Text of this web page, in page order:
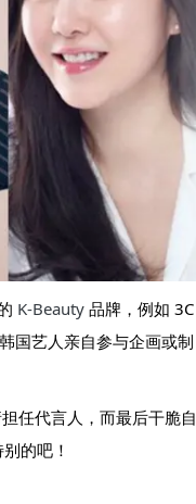
K-Beauty 品牌，例如 3C
国艺人亲自参与企画或制
任代言人，而最后干脆自
的吧！